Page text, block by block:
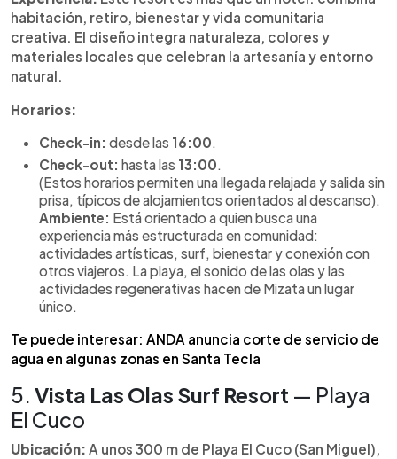
habitación, retiro, bienestar y vida comunitaria
creativa. El diseño integra naturaleza, colores y
materiales locales que celebran la artesanía y entorno
natural.
Horarios:
Check-in: desde las 16:00.
Check-out: hasta las 13:00.
(Estos horarios permiten una llegada relajada y salida sin
prisa, típicos de alojamientos orientados al descanso).
Ambiente: Está orientado a quien busca una
experiencia más estructurada en comunidad:
actividades artísticas, surf, bienestar y conexión con
otros viajeros. La playa, el sonido de las olas y las
actividades regenerativas hacen de Mizata un lugar
único.
Te puede interesar: ANDA anuncia corte de servicio de
agua en algunas zonas en Santa Tecla
5. Vista Las Olas Surf Resort — Playa
El Cuco
Ubicación: A unos 300 m de Playa El Cuco (San Miguel),